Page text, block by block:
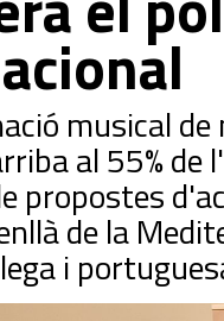
musical
al 55%
propostes
de la
i